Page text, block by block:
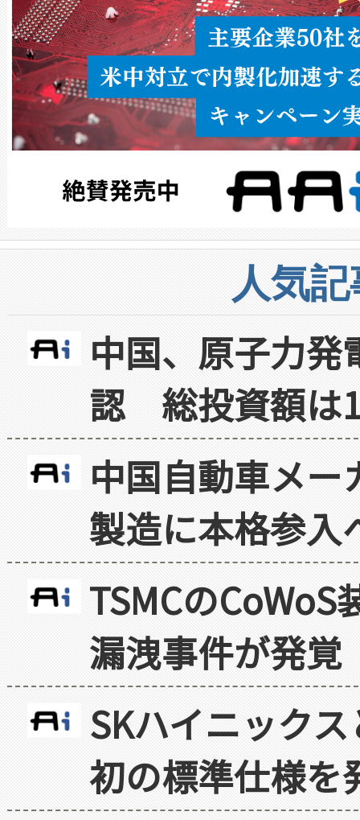
人気
中国、原子力
認 総投資額は
中国自動車メ
製造に本格参入
TSMCの
漏洩事件が発覚
SKハイニック
初の標準仕様を